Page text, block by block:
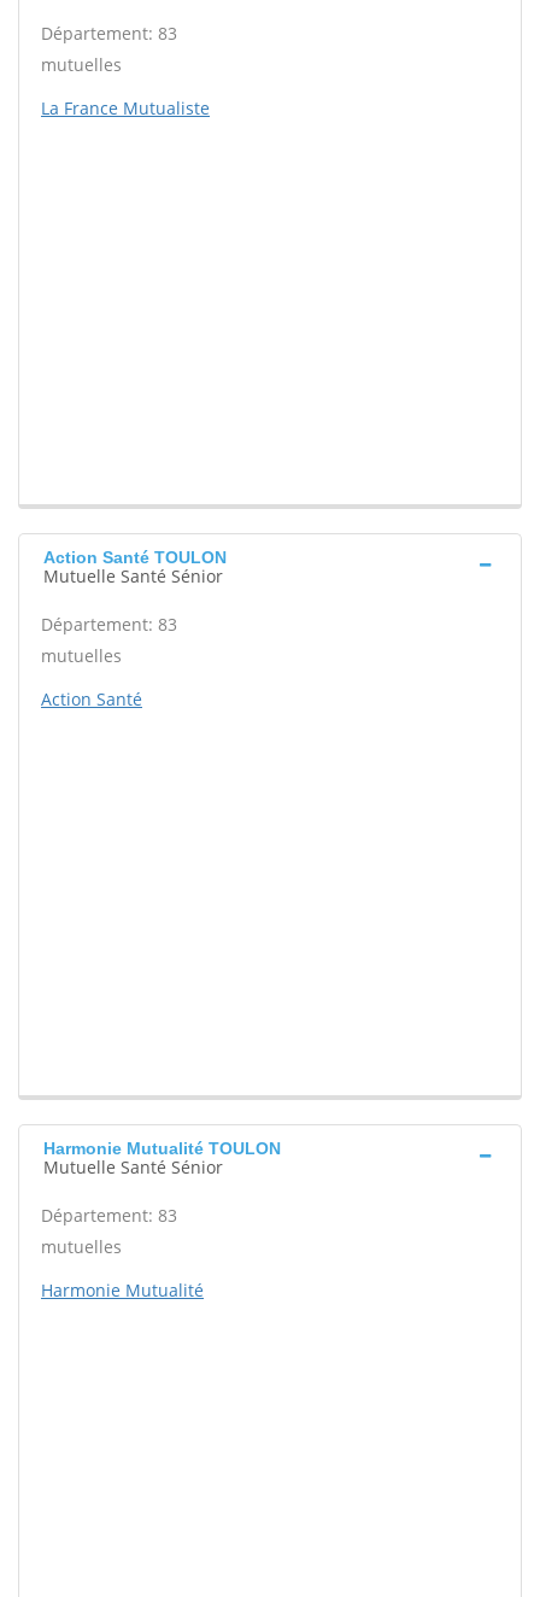
Département: 83
mutuelles
La France Mutualiste
Action Santé TOULON
Mutuelle Santé Sénior
Département: 83
mutuelles
Action Santé
Harmonie Mutualité TOULON
Mutuelle Santé Sénior
Département: 83
mutuelles
Harmonie Mutualité